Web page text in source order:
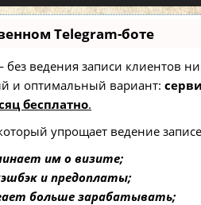
Telegram-боте
без ведения записи
и оптимальный вариант:
бесплатно.
упрощает ведение
им о визите;
и предоплаты;
больше зарабатывать;